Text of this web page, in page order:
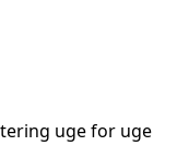
uge for uge